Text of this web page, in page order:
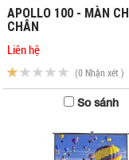
APOLLO 100 - MÀN
CHÂN
Liên hệ
(0 Nhận xét )
So sánh